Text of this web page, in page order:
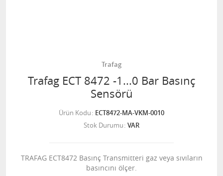
Trafag
Trafag ECT 8472 -1...0 Bar Basınç
Sensörü
Ürün Kodu ECT8472-MA-VKM-0010
Stok Durumu VAR
TRAFAG ECT8472 Basınç Transmitteri gaz veya sıvıların
basıncını ölçer.